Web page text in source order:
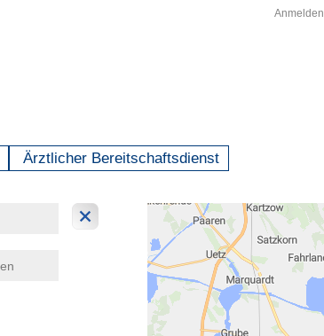
Anmelden
Ärztlicher Bereitschaftsdienst